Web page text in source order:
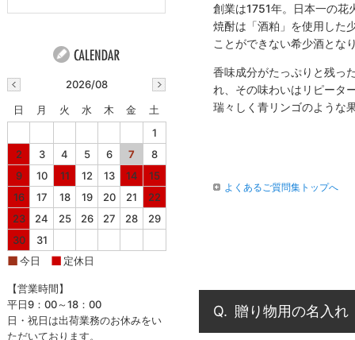
創業は1751年。日本一の花
焼酎は「酒粕」を使用した
ことができない希少酒とな
香味成分がたっぷりと残っ
れ、その味わいはリピータ
瑞々しく青リンゴのような
よくあるご質問集トップへ
Q. 贈り物用の名入れ
2026/08
日
月 火 水 木 金
土
1
2
3 4 5 6 7
8
9
10 11 12 13 14
15
16
17 18 19 20 21
22
23
24 25 26 27 28
29
30
31
■今日 ■ 定休日
【営業時間】
平日9：00～18：00
日・祝日は出荷業務のお休みをい
ただいております。